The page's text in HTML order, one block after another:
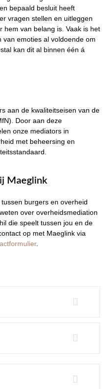
bepaald besluit heeft
vragen stellen en uitleggen
hem van belang is. Vaak is het
emoties al voldoende om
kan dit al binnen één á
aan de kwaliteitseisen van de
Door aan deze
onze mediators in
met beheersing en
Maeglink
burgers en overheid
over overheidsmediation
die speelt tussen jou en de
op met Maeglink via
.